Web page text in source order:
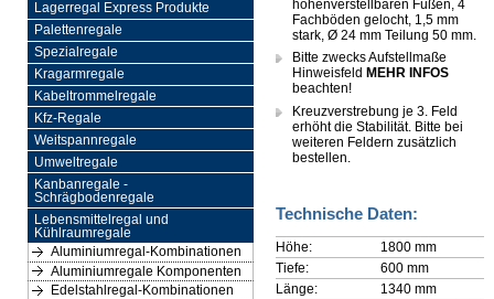
Lagerregal Express Produkte
Palettenregale
Spezialregale
Kragarmregale
Kabeltrommelregale
Kfz-Regale
Weitspannregale
Umweltregale
Kanbanregale -
Schrägbodenregale
Lebensmittelregal und
Kühlraumregale
Aluminiumregal-Kombinationen
Aluminiumregale Komponenten
Edelstahlregal-Kombinationen
höhenverstellbaren Füßen, 4
Fachböden gelocht, 1,5 mm
stark, Ø 24 mm Teilung 50 mm.
Bitte zwecks Aufstellmaße
Hinweisfeld MEHR INFOS
beachten!
Kreuzverstrebung je 3. Feld
erhöht die Stabilität. Bitte bei
weiteren Feldern zusätzlich
bestellen.
Technische Daten:
Höhe:
1800 mm
Tiefe:
600 mm
Länge:
1340 mm